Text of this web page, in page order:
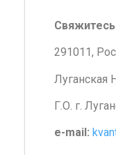
291011,
Луганская
Г.О. г.
e-mail: